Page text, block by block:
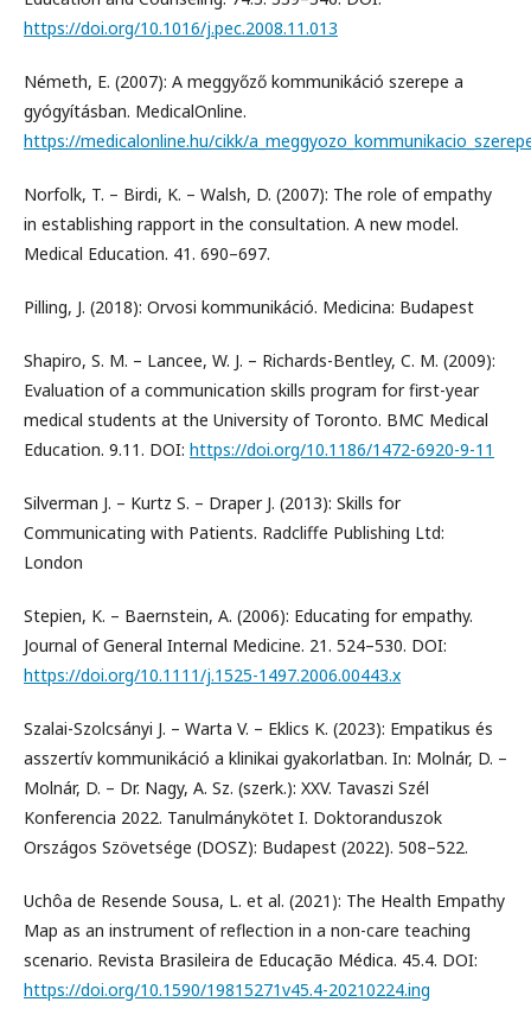
https://doi.org/10.1016/j.pec.2008.11.013
Németh, E. (2007): A meggyőző kommunikáció szerepe a
gyógyításban. MedicalOnline.
https://medicalonline.hu/cikk/
Norfolk, T. – Birdi, K. – Walsh, D. (2007): The role of empathy
in establishing rapport in the consultation. A new model.
Medical Education. 41. 690–697.
Pilling, J. (2018): Orvosi kommunikáció. Medicina: Budapest
Shapiro, S. M. – Lancee, W. J. – Richards-Bentley, C. M. (2009):
Evaluation of a communication skills program for first-year
medical students at the University of Toronto. BMC Medical
Education. 9.11. DOI: https://doi.org/10.1186/1472-6920-9-11
Silverman J. – Kurtz S. – Draper J. (2013): Skills for
Communicating with Patients. Radcliffe Publishing Ltd:
London
Stepien, K. – Baernstein, A. (2006): Educating for empathy.
Journal of General Internal Medicine. 21. 524–530. DOI:
https://doi.org/10.1111/j.1525-1497.2006.00443.x
Szalai-Szolcsányi J. – Warta V. – Eklics K. (2023): Empatikus és
asszertív kommunikáció a klinikai gyakorlatban. In: Molnár, D. –
Molnár, D. – Dr. Nagy, A. Sz. (szerk.): XXV. Tavaszi Szél
Konferencia 2022. Tanulmánykötet I. Doktoranduszok
Országos Szövetsége (DOSZ): Budapest (2022). 508–522.
Uchôa de Resende Sousa, L. et al. (2021): The Health Empathy
Map as an instrument of reflection in a non-care teaching
scenario. Revista Brasileira de Educação Médica. 45.4. DOI:
https://doi.org/10.1590/19815271v45.4-20210224.ing